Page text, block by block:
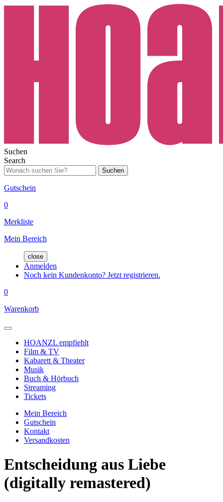
Suchen
Search
Suchen
Gutschein
0
Merkliste
Mein Bereich
close
Anmelden
Noch kein Kundenkonto? Jetzt registrieren.
0
Warenkorb
HOANZL empfiehlt
Film & TV
Kabarett & Theater
Musik
Buch & Hörbuch
Streaming
Tickets
Mein Bereich
Gutschein
Kontakt
Versandkosten
Entscheidung aus Liebe
(digitally remastered)